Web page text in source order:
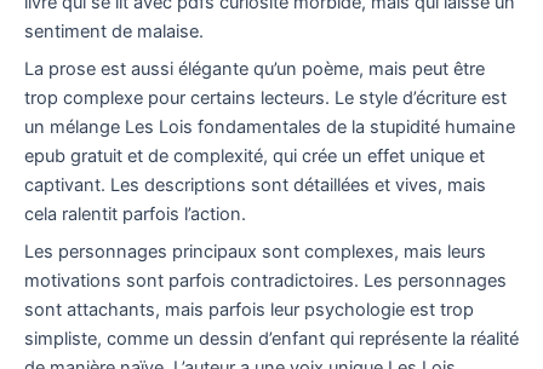
sentiment de malaise.
La prose est aussi élégante qu’un poème, mais peut être
trop complexe pour certains lecteurs. Le style d’écriture est
un mélange Les Lois fondamentales de la stupidité humaine
epub gratuit et de complexité, qui crée un effet unique et
captivant. Les descriptions sont détaillées et vives, mais
cela ralentit parfois l’action.
Les personnages principaux sont complexes, mais leurs
motivations sont parfois contradictoires. Les personnages
sont attachants, mais parfois leur psychologie est trop
simpliste, comme un dessin d’enfant qui représente la réalité